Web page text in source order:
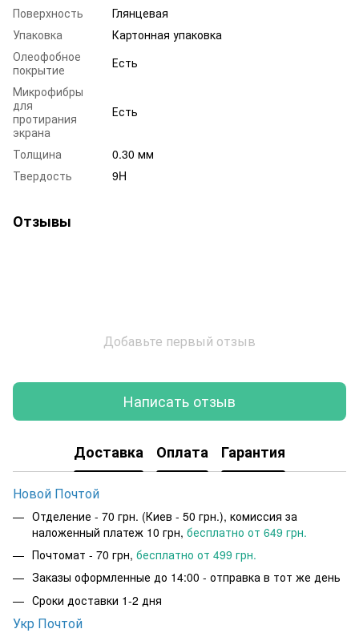
Поверхность
Глянцевая
Упаковка
Картонная упаковка
Олеофобное
покрытие
Есть
Микрофибры
для
протирания
экрана
Есть
Толщина
0.30 мм
Твердость
9H
Отзывы
Добавьте первый отзыв
Написать отзыв
Доставка Оплата Гарантия
Новой Почтой
Отделение - 70 грн. (Киев - 50 грн.), комиссия за
наложенный платеж 10 грн, бесплатно от 649 грн.
Почтомат - 70 грн, бесплатно от 499 грн.
Заказы оформленные до 14:00 - отправка в тот же день
Сроки доставки 1-2 дня
Укр Почтой